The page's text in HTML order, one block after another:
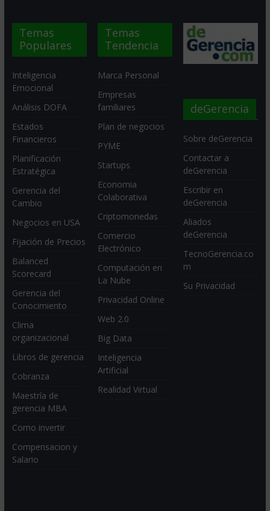
Temas
Populares
Inteligencia
Emocional
Análisis DOFA
Estados
Financieros
Planificación
Estratégica
Gerencia del
Cambio
Negocios en USA
Fijación de Precios
Balanced
Scorecard
Gerencia del
Conocimiento
Clima
organizacional
Libros de gerencia
Cobranza
Maestría de
gerencia MBA
Como invertir
Compensacion y
Salario
Temas
Tendencia
Marca Personal
Empresas
familiares
Plan de negocios
PYME
Startups
Economia
Colaborativa
Criptomonedas
Comercio
Electrónico
Computación en
La Nube
Privacidad Online
Web 2.0
Big Data
Inteligencia
Artificial
Realidad Virtual
deGerencia
Sobre deGerencia
Contactar a
deGerencia
Escribir en
deGerencia
Aliados
deGerencia
TecnoGerencia.co
m
Su Privacidad